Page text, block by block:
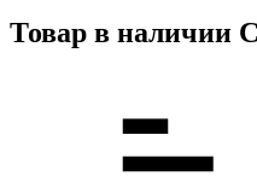
Товар в наличии